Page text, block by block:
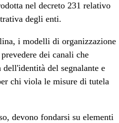
nel decreto 231 relativo
degli enti.
i modelli di organizzazione
dei canali che
dell'identità del segnalante e
chi viola le misure di tutela
devono fondarsi su elementi